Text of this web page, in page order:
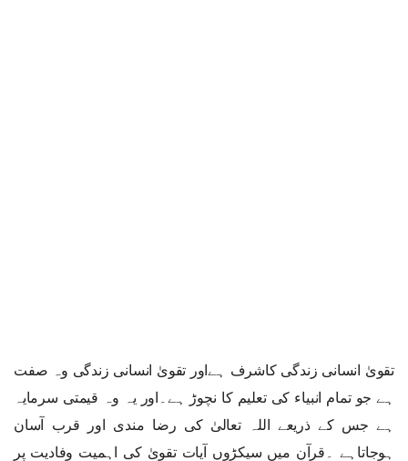
تقویٰ انسانی زندگی کاشرف ہےاور تقویٰ انسانی زندگی وہ صفت
ہے جو تمام انبیاء کی تعلیم کا نچوڑ ہے۔اور یہ وہ قیمتی سرمایہ
ہے جس کے ذریعے اللہ تعالیٰ کی رضا مندی اور قرب آسان
ہوجاتاہے ۔قرآن میں سیکڑوں آیات تقویٰ کی اہمیت وفادیت پر